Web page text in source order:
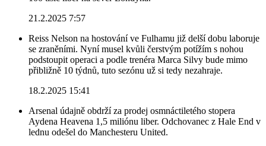
21.2.2025 7:57
Reiss Nelson na hostování ve Fulhamu již delší dobu laboruje
se zraněními. Nyní musel kvůli čerstvým potížím s nohou
podstoupit operaci a podle trenéra Marca Silvy bude mimo
přibližně 10 týdnů, tuto sezónu už si tedy nezahraje.
18.2.2025 15:41
Arsenal údajně obdrží za prodej osmnáctiletého stopera
Aydena Heavena 1,5 miliónu liber. Odchovanec z Hale End v
lednu odešel do Manchesteru United.